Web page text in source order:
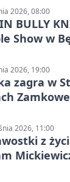
2026, 08:00
BULLY
Show w
2026, 19:00
zagra w
2026, 11:00
z